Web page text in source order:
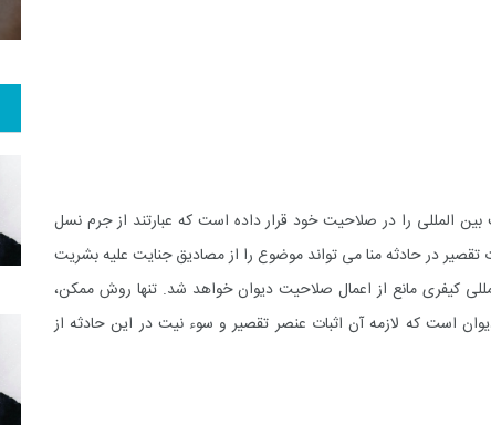
چهار جنایت بین المللی را در صلاحیت خود قرار داده است که عبارتند از جرم نسل
در حادثه منا می تواند موضوع را از مصادیق جنایت علیه بشریت
کیفری مانع از اعمال صلاحیت دیوان خواهد شد. تنها روش ممکن،
است که لازمه آن اثبات عنصر تقصیر و سوء نیت در این حادثه از